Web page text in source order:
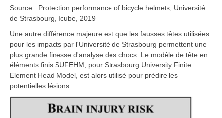
Source : Protection performance of bicycle helmets, Université
de Strasbourg, Icube, 2019
Une autre différence majeure est que les fausses têtes utilisées
pour les impacts par l'Université de Strasbourg permettent une
plus grande finesse d'analyse des chocs. Le modèle de tête en
éléments finis SUFEHM, pour Strasbourg University Finite
Element Head Model, est alors utilisé pour prédire les
potentielles lésions.